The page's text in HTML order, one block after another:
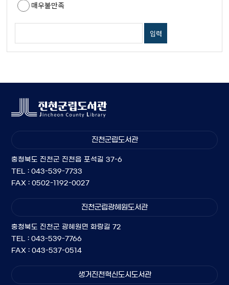
매우불만족
진천군립도서관
충청북도 진천군 진천읍 포석길 37-6
TEL : 043-539-7733
FAX : 0502-1192-0027
진천군립광혜원도서관
충청북도 진천군 광혜원면 화랑길 72
TEL : 043-539-7766
FAX : 043-537-0514
생거진천혁신도시도서관